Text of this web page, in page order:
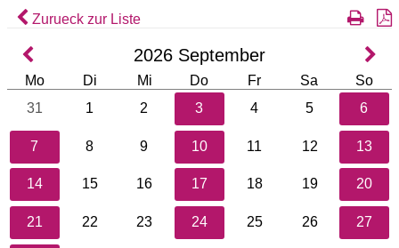
Zurueck zur Liste
2026 September
Mo Di Mi Do Fr Sa
So
31
1 2 3 4 5 6
7 8 9 10 11 12 13
14 15 16 17 18 19 20
21 22 23 24 25 26 27